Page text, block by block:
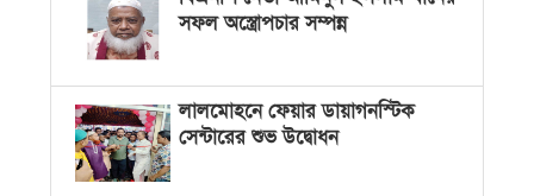
সফল অস্ত্রোপচার সম্পন্ন
লালমোহনে ফেয়ার ডায়াগনস্টিক
সেন্টারের শুভ উদ্বোধন